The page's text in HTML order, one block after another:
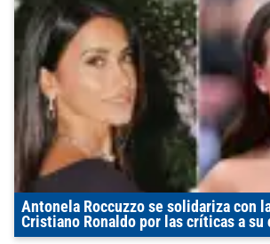
Antonela Roccuzzo se solidariza con
Cristiano Ronaldo por las críticas a su